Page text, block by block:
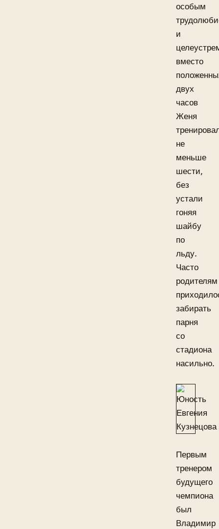
особым
и
вместо
двух
часов
Женя
не
меньше
шести,
без
устали
гоняя
шайбу
по
льду.
Часто
родителям
забирать
парня
со
стадиона
насильно.
Первым
тренером
будущего
чемпиона
был
Владимир